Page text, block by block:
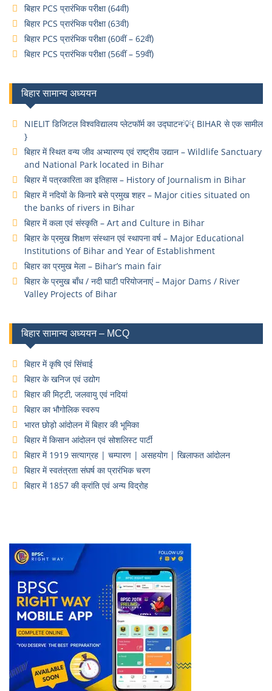
बिहार PCS प्रारंभिक परीक्षा (64वी)
बिहार PCS प्रारंभिक परीक्षा (63वी)
बिहार PCS प्रारंभिक परीक्षा (60वीं – 62वीं)
बिहार PCS प्रारंभिक परीक्षा (56वीं – 59वीं)
बिहार सामान्य अध्ययन
NIELIT डिजिटल विश्वविद्यालय प्लेटफॉर्म का उद्घाटन💡{ BIHAR से एक सामील
}
बिहार में स्थित वन्य जीव अभ्यारण्य एवं राष्ट्रीय उद्यान – Wildlife Sanctuary
and National Park located in Bihar
बिहार में पत्रकारिता का इतिहास – History of Journalism in Bihar
बिहार में नदियों के किनारे बसे प्रमुख शहर – Major cities situated on
the banks of rivers in Bihar
बिहार में कला एवं संस्कृति – Art and Culture in Bihar
बिहार के प्रमुख शिक्षण संस्थान एवं स्थापना वर्ष – Major Educational
Institutions of Bihar and Year of Establishment
बिहार का प्रमुख मेला – Bihar’s main fair
बिहार के प्रमुख बाँध / नदी घाटी परियोजनाएं – Major Dams / River
Valley Projects of Bihar
बिहार सामान्य अध्ययन – MCQ
बिहार में कृषि एवं सिंचाई
बिहार के खनिज एवं उद्योग
बिहार की मिट्टी, जलवायु एवं नदियां
बिहार का भौगोलिक स्वरुप
भारत छोड़ो आंदोलन में बिहार की भूमिका
बिहार में किसान आंदोलन एवं सोशलिस्ट पार्टी
बिहार में 1919 सत्याग्रह | चम्पारण | असहयोग | खिलाफत आंदोलन
बिहार में स्वतंत्रता संघर्ष का प्रारंभिक चरण
बिहार में 1857 की क्रांति एवं अन्य विद्रोह